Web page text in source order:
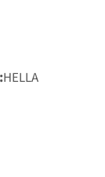
HELLA